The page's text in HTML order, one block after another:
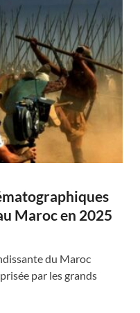
Maroc en 2025
du Maroc
par les grands